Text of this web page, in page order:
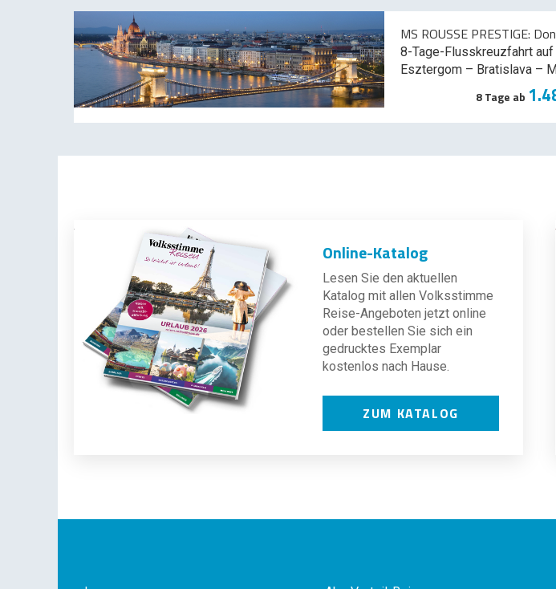
MS ROUSSE PRESTIGE:
8-Tage-Flusskreuzfahrt
Esztergom – Bratislava –
8 Tage ab
Online-Katalog
Lesen Sie den aktuellen
Katalog mit allen Volksstimme
Reise-Angeboten jetzt online
oder bestellen Sie sich ein
gedrucktes Exemplar
kostenlos nach Hause.
ZUM KATALOG